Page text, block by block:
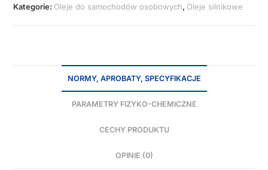
Kategorie: Oleje do samochodów osobowych, Oleje silnikowe
NORMY, APROBATY, SPECYFIKACJE
PARAMETRY FIZYKO-CHEMICZNE
CECHY PRODUKTU
OPINIE (0)